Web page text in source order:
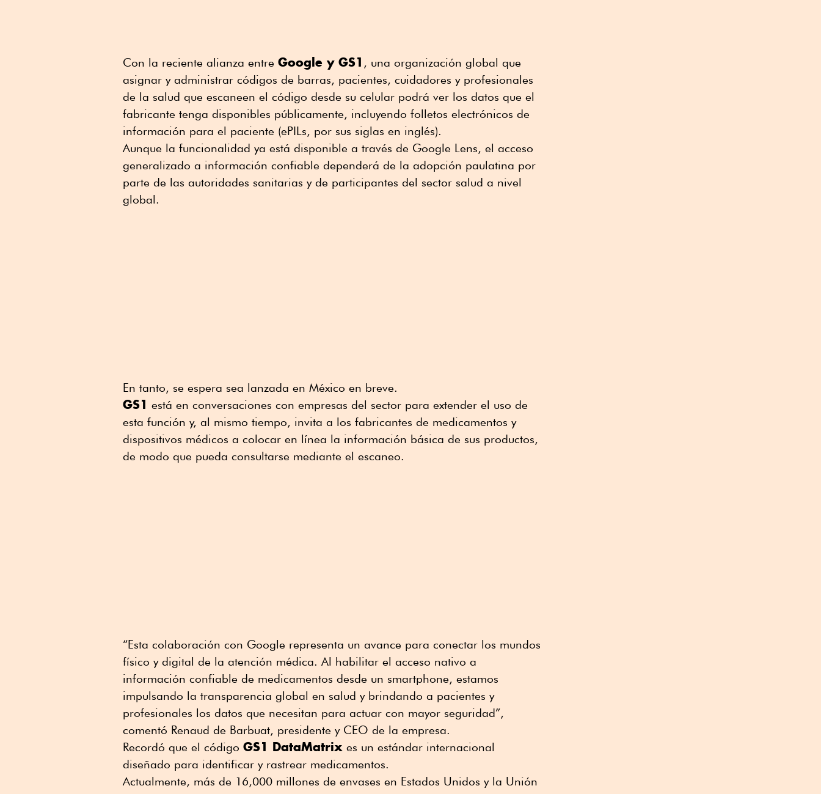
Con la reciente alianza entre Google y GS1 , una organización global que
asignar y administrar códigos de barras, pacientes, cuidadores y profesionales
de la salud que escaneen el código desde su celular podrá ver los datos que el
fabricante tenga disponibles públicamente, incluyendo folletos electrónicos de
información para el paciente (ePILs, por sus siglas en inglés).
Aunque la funcionalidad ya está disponible a través de Google Lens, el acceso
generalizado a información confiable dependerá de la adopción paulatina por
parte de las autoridades sanitarias y de participantes del sector salud a nivel
global.
En tanto, se espera sea lanzada en México en breve.
GS1 está en conversaciones con empresas del sector para extender el uso de
esta función y, al mismo tiempo, invita a los fabricantes de medicamentos y
dispositivos médicos a colocar en línea la información básica de sus productos,
de modo que pueda consultarse mediante el escaneo.
“Esta colaboración con Google representa un avance para conectar los mundos
físico y digital de la atención médica. Al habilitar el acceso nativo a
información confiable de medicamentos desde un smartphone, estamos
impulsando la transparencia global en salud y brindando a pacientes y
profesionales los datos que necesitan para actuar con mayor seguridad”,
comentó Renaud de Barbuat, presidente y CEO de la empresa.
Recordó que el código GS1 DataMatrix es un estándar internacional
diseñado para identificar y rastrear medicamentos.
Actualmente, más de 16,000 millones de envases en Estados Unidos y la Unión